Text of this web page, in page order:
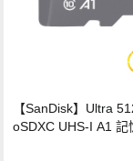
【SanDisk】Ultra
oSDXC UHS-I A1 記